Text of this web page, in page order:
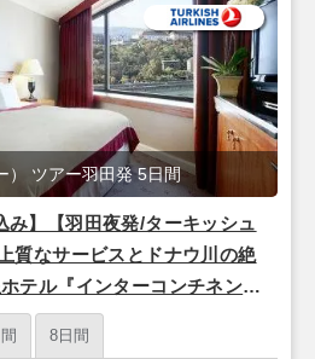
み】【羽田夜発/ターキッシュ
質なサービスとドナウ川の絶
テル『インターコンチネンタ
ナウ河畔の美しい夜景と歴
ト」2泊5日
） ツアー羽田発 5日間
8日間